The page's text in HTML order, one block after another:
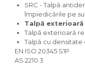
SRC - Talpă
împiedicările pe
Talpă
Talpă exterioară
Talpă cu densitate
EN ISO 20345 S1P
AS 2210.3